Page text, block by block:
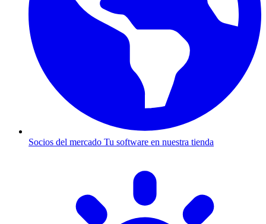
Socios del mercado Tu software en nuestra tienda